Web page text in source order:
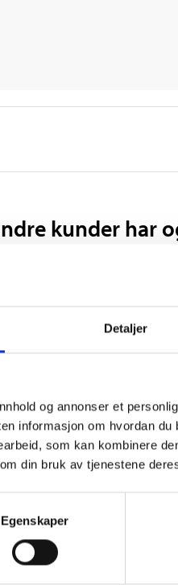
Detaljer
og annonser et
informasjon om hvordan
som kan kombinere
din bruk av tjenestene
Egenskaper
kunder har
219